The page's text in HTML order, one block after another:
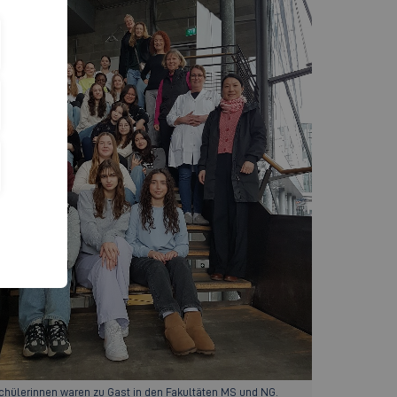
waren zu Gast in den Fakultäten MS und NG.